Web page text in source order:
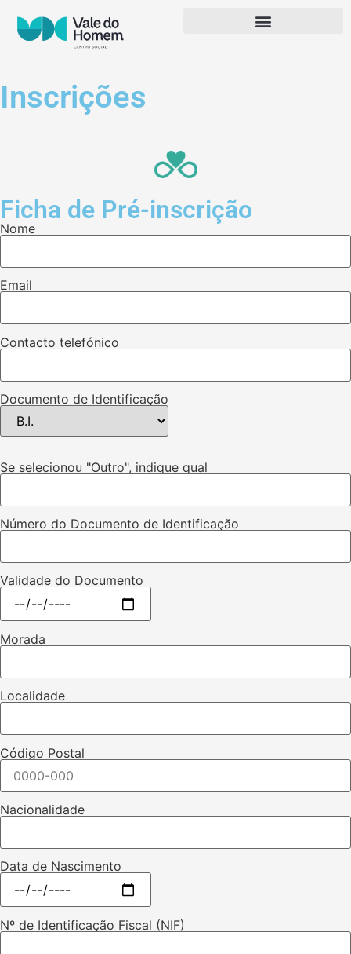
Inscrições
Ficha de Pré-inscrição
Nome
Email
Contacto telefónico
Documento de Identificação
Se selecionou "Outro", indique qual
Número do Documento de Identificação
Validade do Documento
Morada
Localidade
Código Postal
Nacionalidade
Data de Nascimento
Nº de Identificação Fiscal (NIF)